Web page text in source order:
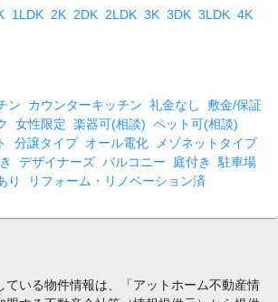
1LDK 2K 2DK 2LDK 3K 3DK 3LDK 4K
ン カウンターキッチン 礼金なし
敷金/保証
女性限定 楽器可(相談) ペット可(相談)
分譲タイプ オール電化
メゾネットタイプ
デザイナーズ バルコニー 庭付き
駐車場
り リフォーム・リノベーション済
ている物件情報は、「アットホーム不動産情